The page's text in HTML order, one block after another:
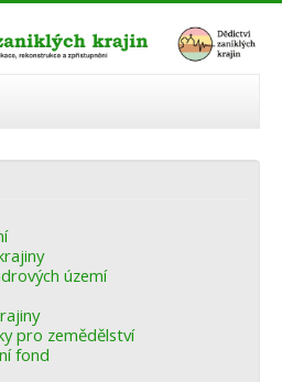
území
pro zemědělství
fond